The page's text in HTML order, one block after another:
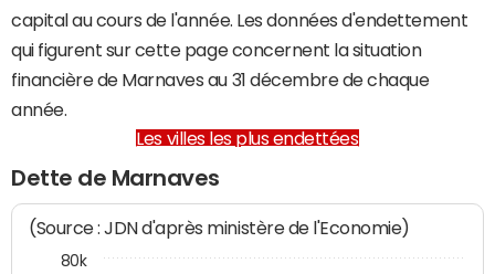
capital au cours de l'année. Les données d'endettement
qui figurent sur cette page concernent la situation
financière de Marnaves au 31 décembre de chaque
année.
Les villes les plus endettées
Dette de Marnaves
(Source : JDN d'après ministère de l'Economie)
80k